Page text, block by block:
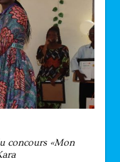
concours «Mon